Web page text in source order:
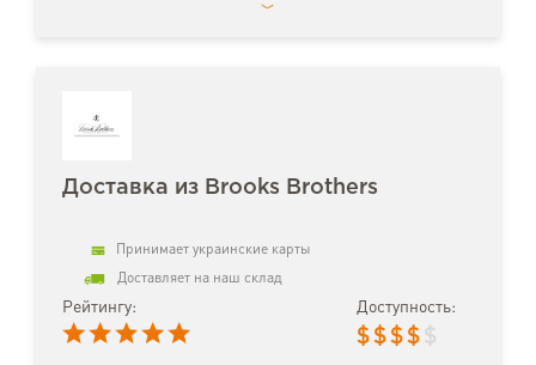
Доставка из Brooks Brothers
Принимает украинские карты
Доставляет на наш склад
Рейтингу: Доступность:
$ $ $ $ $